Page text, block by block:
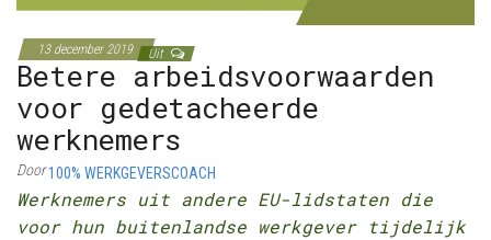
13 december 2019 Uit
Betere arbeidsvoorwaarden
voor gedetacheerde
werknemers
Door100% WERKGEVERSCOACH
Werknemers uit andere EU-lidstaten die
voor hun buitenlandse werkgever tijdelijk